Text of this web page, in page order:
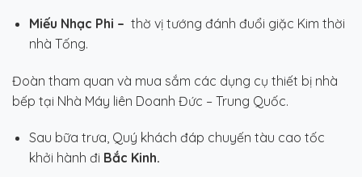
Miếu Nhạc Phi – thờ vị tướng đánh đuổi giặc Kim thời
nhà Tống.
Đoàn tham quan và mua sắm các dụng cụ thiết bị nhà
bếp tại Nhà Máy liên Doanh Đức – Trung Quốc.
Sau bữa trưa, Quý khách đáp chuyến tàu cao tốc
khởi hành đi Bắc Kinh.